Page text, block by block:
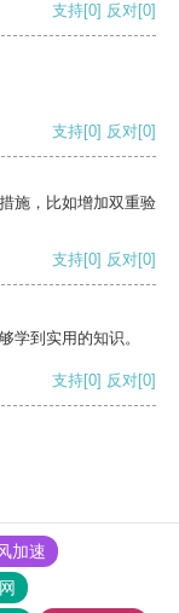
支持[0] 反对[0]
支持[0] 反对[0]
施，比如增加双重验
支持[0] 反对[0]
学到实用的知识。
支持[0] 反对[0]
加速